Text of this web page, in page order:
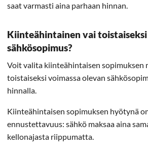
saat varmasti aina parhaan hinnan.
Kiinteähintainen vai toistaiseksi
sähkösopimus?
Voit valita kiinteähintaisen sopimuksen
toistaiseksi voimassa olevan
hinnalla.
Kiinteähintaisen sopimuksen hyötynä
ennustettavuus: sähkö maksaa aina
kellonajasta riippumatta.